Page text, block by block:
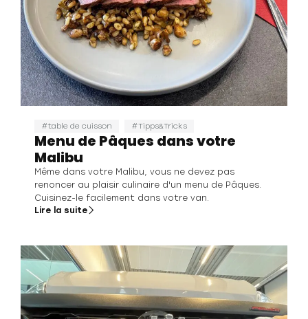
table de cuisson Tipps&Tricks
Menu de Pâques dans votre
Malibu
Même dans votre Malibu, vous ne devez pas
renoncer au plaisir culinaire d'un menu de Pâques.
Cuisinez-le facilement dans votre van.
Lire la suite